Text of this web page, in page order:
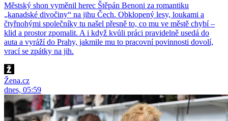
Městský shon vyměnil herec Štěpán Benoni za romantiku
„kanadské divočiny“ na jihu Čech. Obklopený lesy, loukami a
čtyřnohými společníky tu našel přesně to, co mu ve městě chybí –
klid a prostor zpomalit. A i když kvůli práci pravidelně usedá do
auta a vyráží do Prahy, jakmile mu to pracovní povinnosti dovolí,
vrací se zpátky na jih.
Žena.cz
dnes, 05:59